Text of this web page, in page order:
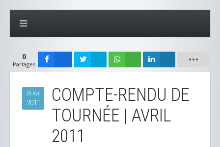
0
Partages
29 Avr
2011
COMPTE-RENDU DE
TOURNÉE | AVRIL
2011